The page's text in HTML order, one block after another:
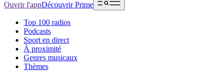
Ouvrir l'appDécouvrir Prime
Top 100 radios
Podcasts
Sport en direct
À proximité
Genres musicaux
Thèmes